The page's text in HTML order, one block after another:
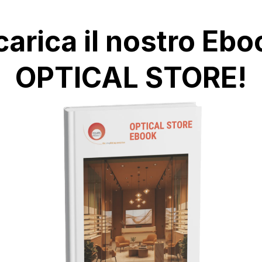
il nostro
OPTICAL STORE!